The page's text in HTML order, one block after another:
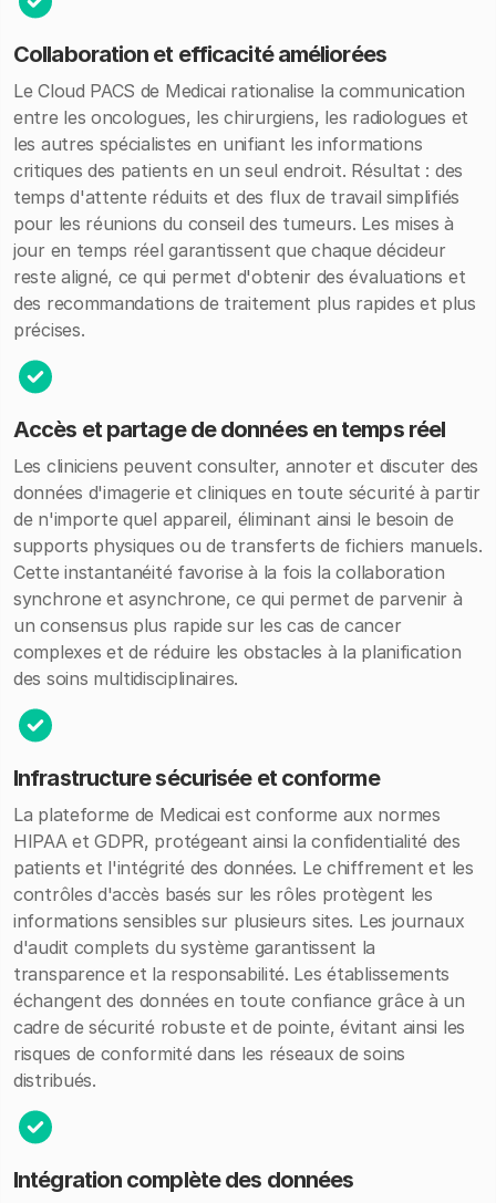
Collaboration et efficacité améliorées
Le Cloud PACS de Medicai rationalise la communication
entre les oncologues, les chirurgiens, les radiologues et
les autres spécialistes en unifiant les informations
critiques des patients en un seul endroit. Résultat : des
temps d'attente réduits et des flux de travail simplifiés
pour les réunions du conseil des tumeurs. Les mises à
jour en temps réel garantissent que chaque décideur
reste aligné, ce qui permet d'obtenir des évaluations et
des recommandations de traitement plus rapides et plus
précises.
Accès et partage de données en temps réel
Les cliniciens peuvent consulter, annoter et discuter des
données d'imagerie et cliniques en toute sécurité à partir
de n'importe quel appareil, éliminant ainsi le besoin de
supports physiques ou de transferts de fichiers manuels.
Cette instantanéité favorise à la fois la collaboration
synchrone et asynchrone, ce qui permet de parvenir à
un consensus plus rapide sur les cas de cancer
complexes et de réduire les obstacles à la planification
des soins multidisciplinaires.
Infrastructure sécurisée et conforme
La plateforme de Medicai est conforme aux normes
HIPAA et GDPR, protégeant ainsi la confidentialité des
patients et l'intégrité des données. Le chiffrement et les
contrôles d'accès basés sur les rôles protègent les
informations sensibles sur plusieurs sites. Les journaux
d'audit complets du système garantissent la
transparence et la responsabilité. Les établissements
échangent des données en toute confiance grâce à un
cadre de sécurité robuste et de pointe, évitant ainsi les
risques de conformité dans les réseaux de soins
distribués.
Intégration complète des données